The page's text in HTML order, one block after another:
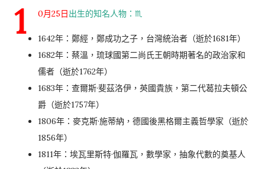
1 0月25日出生的知名人物：♏
1642年：鄭經，鄭成功之子，台灣統治者（逝於1681年）
1682年：蔡溫，琉球國第二尚氏王朝時期著名的政治家和
儒者（逝於1762年）
1683年：查爾斯·斐茲洛伊，英國貴族，第二代葛拉夫頓公
爵（逝於1757年）
1806年：麥克斯·施蒂納，德國後黑格爾主義哲學家（逝於
1856年）
1811年：埃瓦里斯特·伽羅瓦，數學家，抽象代數的奠基人